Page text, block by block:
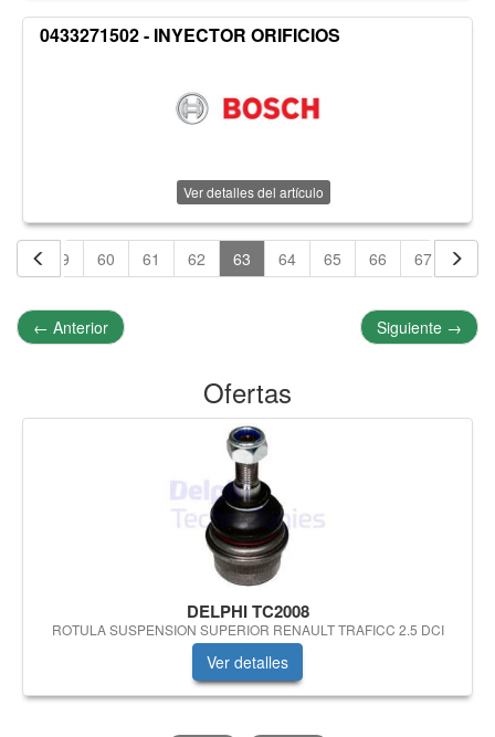
0433271502 - INYECTOR ORIFICIOS
Ver detalles del artículo
59 60 61 62 63 64 65 66 67 68
← Anterior Siguiente →
Ofertas
DELPHI TC2008
ROTULA SUSPENSION SUPERIOR RENAULT TRAFICC 2.5 DCI
Ver detalles